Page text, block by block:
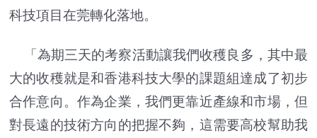
科技項目在莞轉化落地。
「為期三天的考察活動讓我們收穫良多，其中最
大的收穫就是和香港科技大學的課題組達成了初步
合作意向。作為企業，我們更靠近產線和市場，但
對長遠的技術方向的把握不夠，這需要高校幫助我